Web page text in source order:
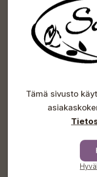
Sundin
Lauantaisin 09-16
Sunnuntaisin Itsepalvelu
Tämä sivusto